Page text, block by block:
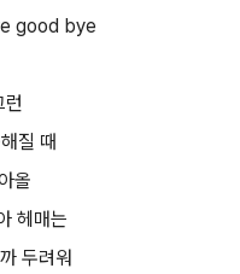
good bye
런
질 때
올
헤매는
두려워